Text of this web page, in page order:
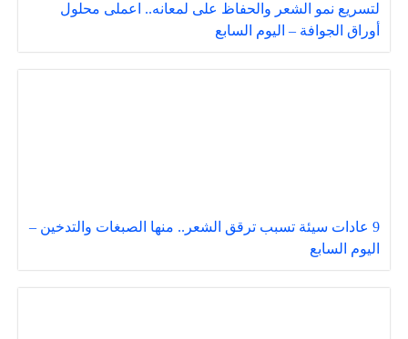
لتسريع نمو الشعر والحفاظ على لمعانه.. اعملى محلول
أوراق الجوافة – اليوم السابع
9 عادات سيئة تسبب ترقق الشعر.. منها الصبغات والتدخين –
اليوم السابع